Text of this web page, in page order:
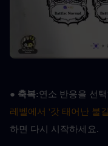
● 축복:연소 반응을 선
레벨에서 '갓 태어난 불
하면 다시 시작하세요.